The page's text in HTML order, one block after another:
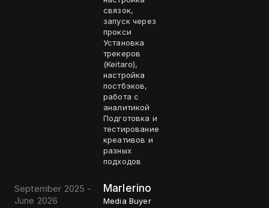
связок,
запуск через
прокси
Установка
трекеров
(Keitaro),
настройка
постбэков,
работа с
аналитикой
Подготовка и
тестирование
креативов и
разных
подходов
September 2025 -
June 2026
Marlerino
Media Buyer